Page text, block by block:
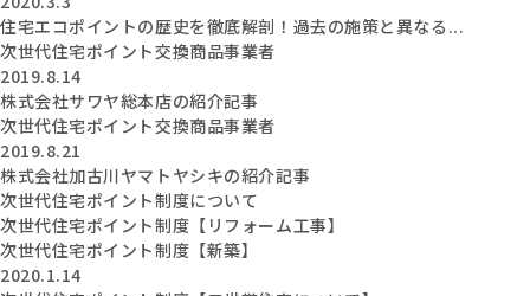
住宅エコポイントの歴史を徹底解剖！過去の施策と異なる...
次世代住宅ポイント交換商品事業者
2019.8.14
株式会社サワヤ総本店の紹介記事
次世代住宅ポイント交換商品事業者
2019.8.21
株式会社加古川ヤマトヤシキの紹介記事
次世代住宅ポイント制度について
次世代住宅ポイント制度【リフォーム工事】
次世代住宅ポイント制度【新築】
2020.1.14